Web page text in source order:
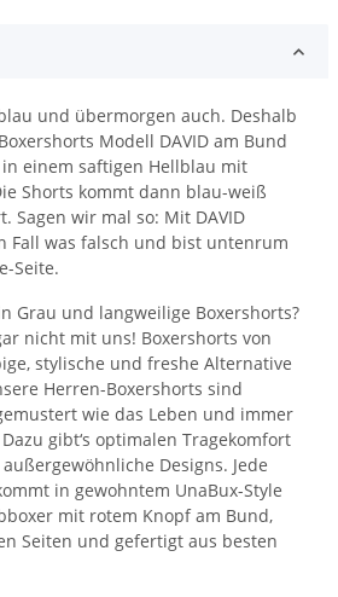
und übermorgen auch. Deshalb
Modell DAVID am Bund
einem saftigen Hellblau mit
Shorts kommt dann blau-weiß
Sagen wir mal so: Mit DAVID
Fall was falsch und bist untenrum
Seite.
Grau und langweilige Boxershorts?
nicht mit uns! Boxershorts von
stylische und freshe Alternative
Herren-Boxershorts sind
wie das Leben und immer
gibt‘s optimalen Tragekomfort
Designs. Jede
in gewohntem UnaBux-Style
mit rotem Knopf am Bund,
Seiten und gefertigt aus besten